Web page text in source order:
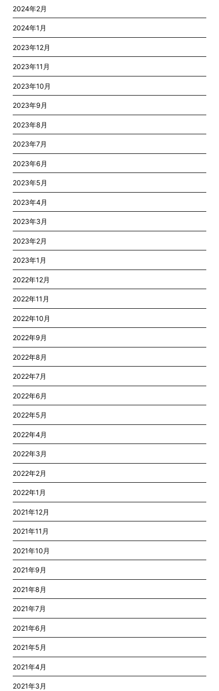
2024年2月
2024年1月
2023年12月
2023年11月
2023年10月
2023年9月
2023年8月
2023年7月
2023年6月
2023年5月
2023年4月
2023年3月
2023年2月
2023年1月
2022年12月
2022年11月
2022年10月
2022年9月
2022年8月
2022年7月
2022年6月
2022年5月
2022年4月
2022年3月
2022年2月
2022年1月
2021年12月
2021年11月
2021年10月
2021年9月
2021年8月
2021年7月
2021年6月
2021年5月
2021年4月
2021年3月